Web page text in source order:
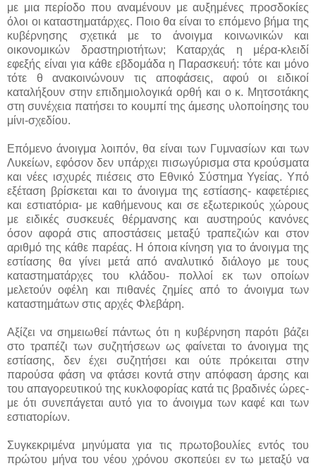
με μια περίοδο που αναμένουν με αυξημένες προσδοκίες
όλοι οι καταστηματάρχες. Ποιο θα είναι το επόμενο βήμα της
κυβέρνησης σχετικά με το άνοιγμα κοινωνικών και
οικονομικών δραστηριοτήτων; Καταρχάς η μέρα-κλειδί
εφεξής είναι για κάθε εβδομάδα η Παρασκευή: τότε και μόνο
τότε θ ανακοινώνουν τις αποφάσεις, αφού οι ειδικοί
καταλήξουν στην επιδημιολογικά ορθή και ο κ. Μητσοτάκης
στη συνέχεια πατήσει το κουμπί της άμεσης υλοποίησης του
μίνι-σχεδίου.
Επόμενο άνοιγμα λοιπόν, θα είναι των Γυμνασίων και των
Λυκείων, εφόσον δεν υπάρχει πισωγύρισμα στα κρούσματα
και νέες ισχυρές πιέσεις στο Εθνικό Σύστημα Υγείας. Υπό
εξέταση βρίσκεται και το άνοιγμα της εστίασης- καφετέριες
και εστιατόρια- με καθήμενους και σε εξωτερικούς χώρους
με ειδικές συσκευές θέρμανσης και αυστηρούς κανόνες
όσον αφορά στις αποστάσεις μεταξύ τραπεζιών και στον
αριθμό της κάθε παρέας. Η όποια κίνηση για το άνοιγμα της
εστίασης θα γίνει μετά από αναλυτικό διάλογο με τους
καταστηματάρχες του κλάδου- πολλοί εκ των οποίων
μελετούν οφέλη και πιθανές ζημίες από το άνοιγμα των
καταστημάτων στις αρχές Φλεβάρη.
Αξίζει να σημειωθεί πάντως ότι η κυβέρνηση παρότι βάζει
στο τραπέζι των συζητήσεων ως φαίνεται το άνοιγμα της
εστίασης, δεν έχει συζητήσει και ούτε πρόκειται στην
παρούσα φάση να φτάσει κοντά στην απόφαση άρσης και
του απαγορευτικού της κυκλοφορίας κατά τις βραδινές ώρες-
με ότι συνεπάγεται αυτό για το άνοιγμα των καφέ και των
εστιατορίων.
Συγκεκριμένα μηνύματα για τις πρωτοβουλίες εντός του
πρώτου μήνα του νέου χρόνου σκοπεύει εν τω μεταξύ να